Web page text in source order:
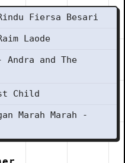
Fiersa Besari
Laode
Andra and The
Child
Marah Marah -